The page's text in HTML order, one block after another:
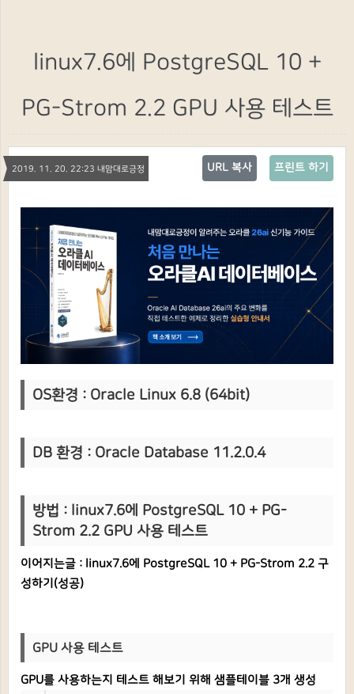
linux7.6에 PostgreSQL 10 +
PG-Strom 2.2 GPU 사용 테스트
2019. 11. 20. 22:23 내맘대로긍정 프린트 하기
URL 복사
OS환경 : Oracle Linux 6.8 (64bit)
DB 환경 : Oracle Database 11.2.0.4
방법 : linux7.6에 PostgreSQL 10 + PG-
Strom 2.2 GPU 사용 테스트
이어지는글 : linux7.6에 PostgreSQL 10 + PG-Strom 2.2 구
성하기(성공)
GPU 사용 테스트
GPU를 사용하는지 테스트 해보기 위해 샘플테이블 3개 생성